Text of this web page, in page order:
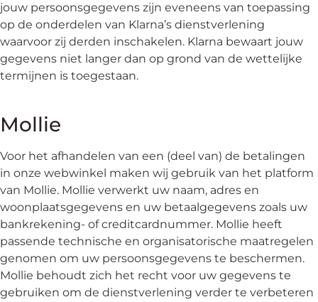
jouw persoonsgegevens zijn eveneens van toepassing
op de onderdelen van Klarna’s dienstverlening
waarvoor zij derden inschakelen. Klarna bewaart jouw
gegevens niet langer dan op grond van de wettelijke
termijnen is toegestaan.
Mollie
Voor het afhandelen van een (deel van) de betalingen
in onze webwinkel maken wij gebruik van het platform
van Mollie. Mollie verwerkt uw naam, adres en
woonplaatsgegevens en uw betaalgegevens zoals uw
bankrekening- of creditcardnummer. Mollie heeft
passende technische en organisatorische maatregelen
genomen om uw persoonsgegevens te beschermen.
Mollie behoudt zich het recht voor uw gegevens te
gebruiken om de dienstverlening verder te verbeteren